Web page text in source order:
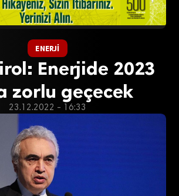
ENERJI
Enerjide 2023
zorlu geçecek
23.12.2022 - 16:33